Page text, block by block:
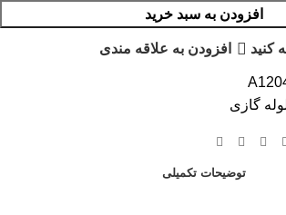
افزودن به سبد خرید
کنید افزودن به علاقه مندی
گازی
توضیحات تکمیلی